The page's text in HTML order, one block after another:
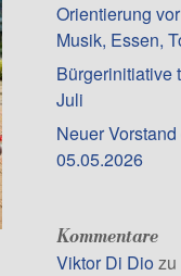
Orientierung
Musik, Essen,
Bürgerinitiative
Juli
Neuer
05.05.2026
Kommentare
Viktor Di Dio zu